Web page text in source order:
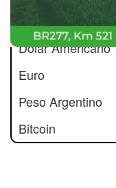
Dólar Americano
Euro
Peso Argentino
Bitcoin